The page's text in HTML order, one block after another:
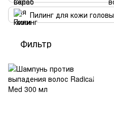
Пилинг для кожи головы
Фильтр